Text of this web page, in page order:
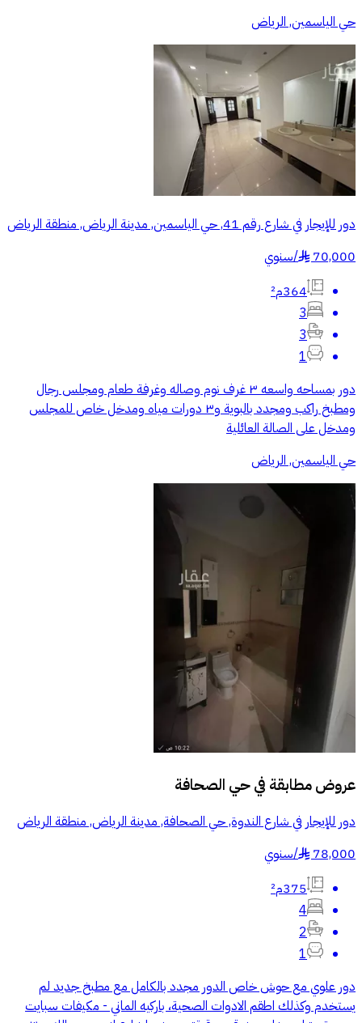
حي الياسمين, الرياض
دور للإيجار في شارع رقم 41, حي الياسمين, مدينة الرياض, منطقة الرياض
70,000
§
/سنوي
364م²
3
3
1
دور بمساحه واسعه ٣ غرف نوم وصاله وغرفة طعام ومجلس رجال
ومطبخ راكب ومجدد بالبوية و٣ دورات مياه ومدخل خاص للمجلس
ومدخل على الصالة العائلية
حي الياسمين, الرياض
عروض مطابقة فيحي الصحافة
دور للإيجار في شارع الندوة, حي الصحافة, مدينة الرياض, منطقة الرياض
78,000
§
/سنوي
375م²
4
2
1
دور علوي مع حوش خاص الدور مجدد بالكامل مع مطبخ جديد لم
يستخدم وكذلك اطقم الادوات الصحية، باركيه الماني - مكيفات سبايت